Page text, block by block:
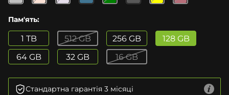
Пам'ять:
1 TB 512 GB 256 GB
128 GB
64 GB
32 GB 16 GB
Стандартна гарантія 3 місяці